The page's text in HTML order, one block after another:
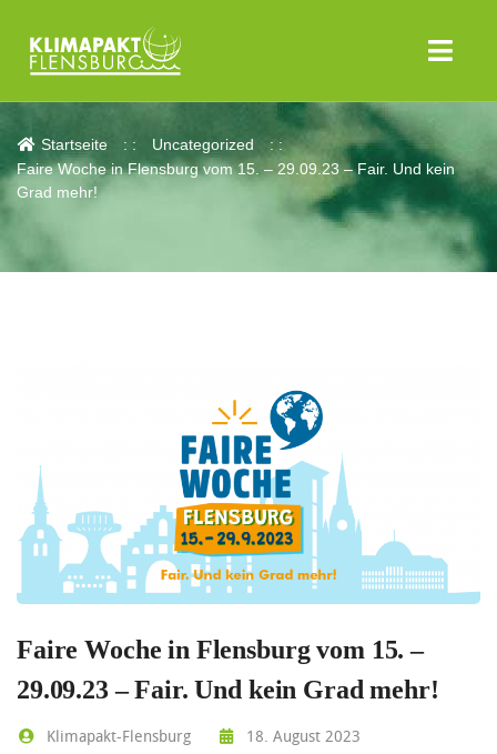
Aktuelles
Startseite
Uncategorized
Faire Woche in Flensburg vom 15. – 29.09.23 – Fair. Und kein
Grad mehr!
Faire Woche in Flensburg vom 15. –
29.09.23 – Fair. Und kein Grad mehr!
Klimapakt-Flensburg 18. August 2023